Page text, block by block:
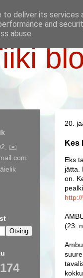
20.
Kes
Eks
jätta.
on.
(23.
✉️
deliver its services
and
abuse.